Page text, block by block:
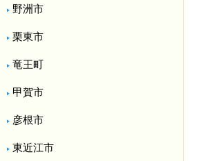
野洲市
栗東市
竜王町
甲賀市
彦根市
東近江市